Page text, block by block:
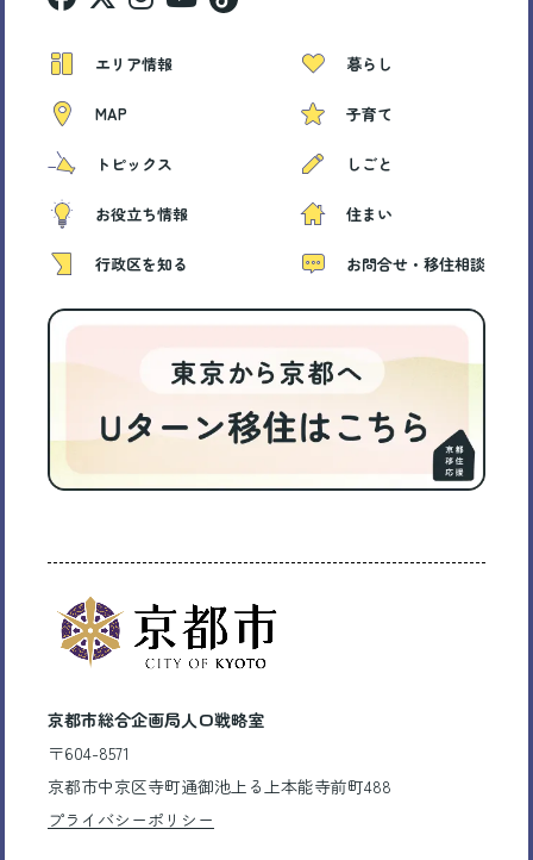
エリア情報
MAP
トピックス
お役立ち情報
行政区を知る
暮らし
子育て
しごと
住まい
お問合せ・移住相談
京都市総合企画局人口戦略室
〒604-8571
京都市中京区寺町通御池上る上本能寺前町488
プライバシーポリシー